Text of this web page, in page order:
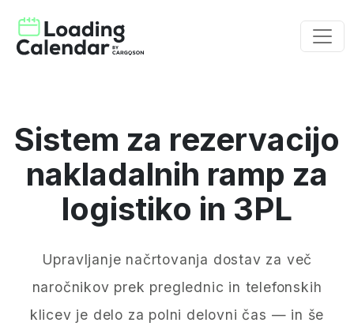
Sistem za rezervacijo
nakladalnih ramp za
logistiko in 3PL
Upravljanje načrtovanja dostav za več
naročnikov prek preglednic in telefonskih
klicev je delo za polni delovni čas — in še